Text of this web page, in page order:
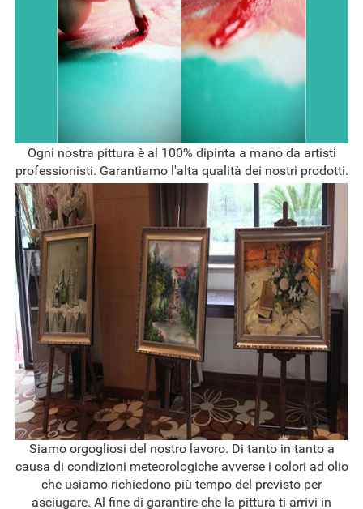
Ogni nostra pittura è al 100% dipinta a mano da artisti
professionisti. Garantiamo l'alta qualità dei nostri prodotti.
Siamo orgogliosi del nostro lavoro. Di tanto in tanto a
causa di condizioni meteorologiche avverse i colori ad olio
che usiamo richiedono più tempo del previsto per
asciugare. Al fine di garantire che la pittura ti arrivi in